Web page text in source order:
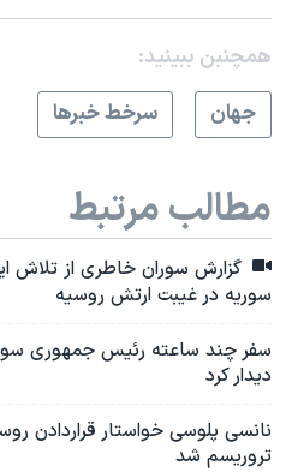
همچنبن ببینید:
جهان
سرخط خبرها
مطالب مرتبط
گزارش سوران خاطری از تلاش
سوریه در غیبت ارتش روسیه
سفر چند ساعته رئیس جمهوری
دیدار کرد
نانسی پلوسی خواستار قراردادن
تروریسم شد